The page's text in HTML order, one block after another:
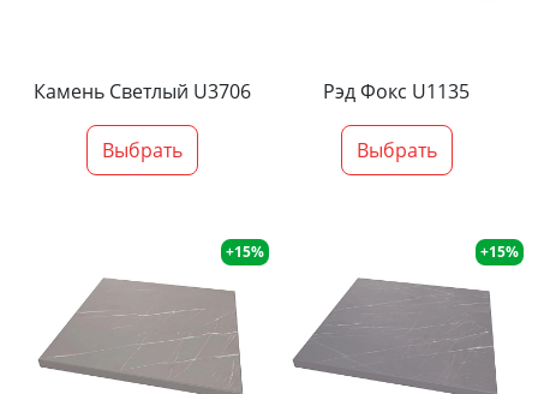
Камень Светлый U3706
Выбрать
Рэд Фокс U1135
Выбрать
+15% +15%